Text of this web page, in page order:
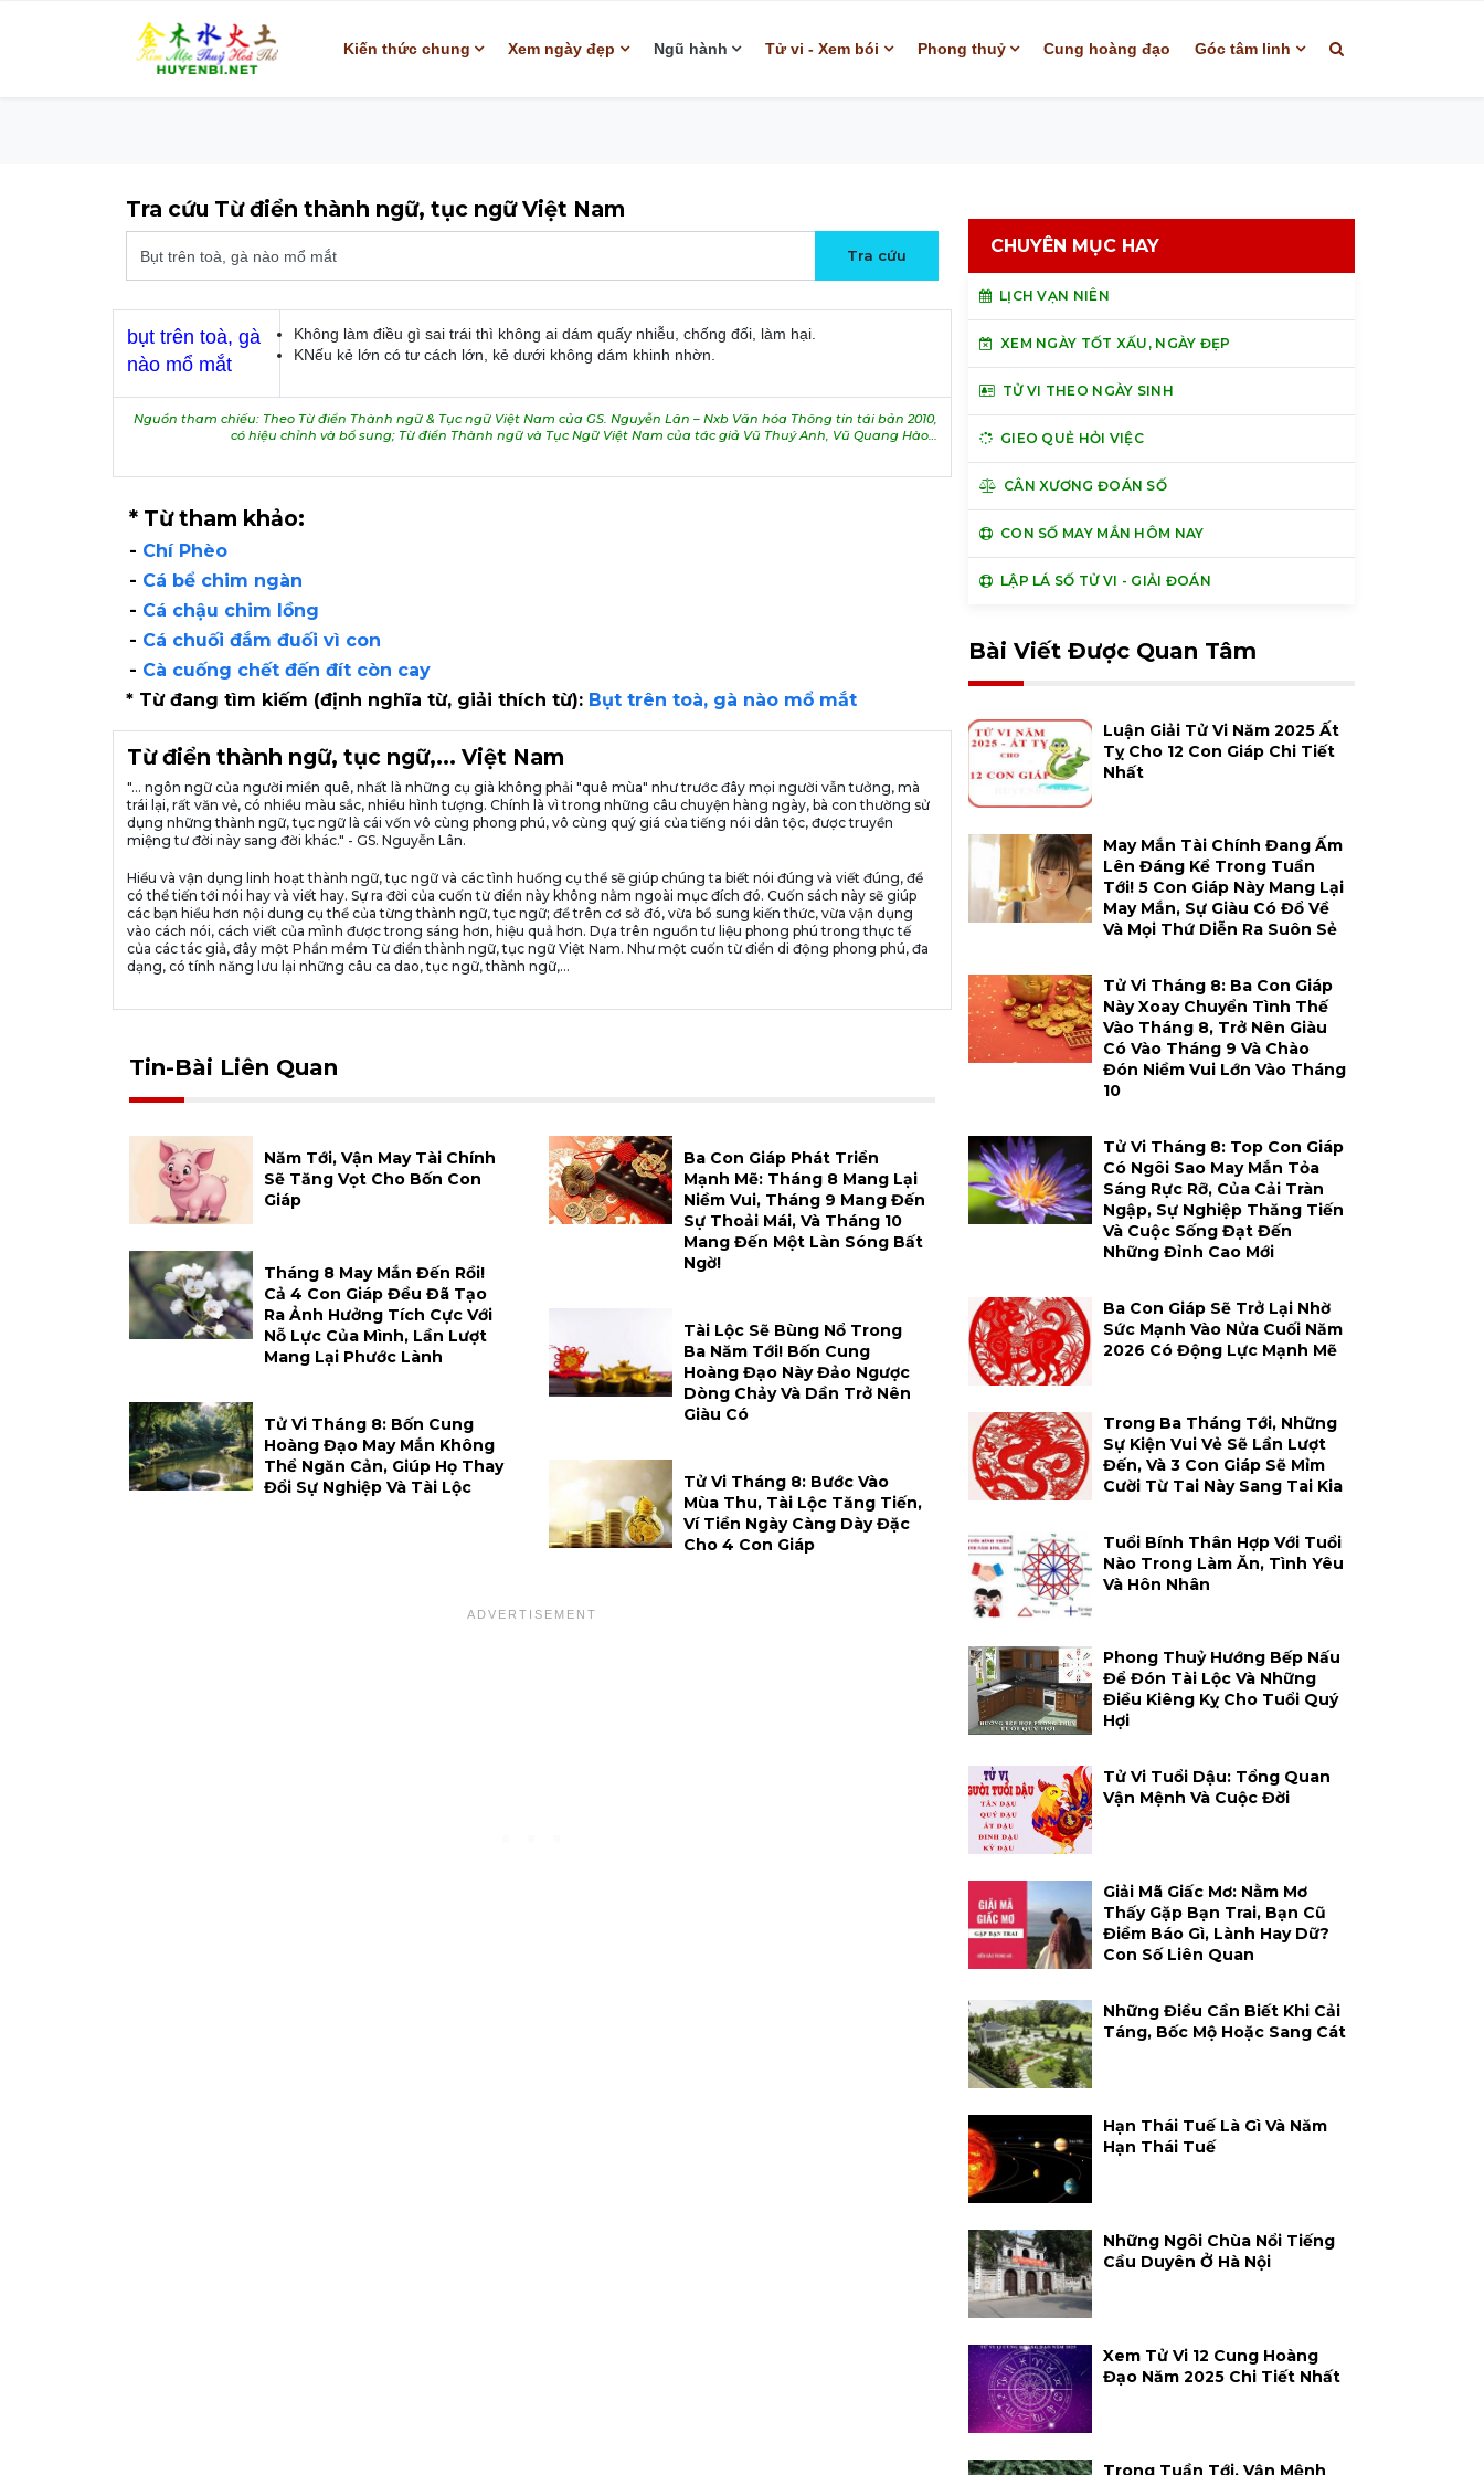
Kiến thức chung Xem ngày đẹp Ngũ hành Tử vi - Xem bói Phong thuỷ Cung hoàng đạo Góc tâm linh
Tra cứu Từ điển thành ngữ, tục ngữ Việt Nam
bụt trên toà, gà
nào mổ mắt
Không làm điều gì sai trái thì không ai dám quấy nhiễu, chống đối, làm hại.
KNếu kẻ lớn có tư cách lớn, kẻ dưới không dám khinh nhờn.
Nguồn tham chiếu: Theo Từ điển Thành ngữ & Tục ngữ Việt Nam của GS. Nguyễn Lân – Nxb Văn hóa Thông tin tái bản 2010,
có hiệu chỉnh và bổ sung; Từ điển Thành ngữ và Tục Ngữ Việt Nam của tác giả Vũ Thuý Anh, Vũ Quang Hào…
* Từ tham khảo:
- Chí Phèo
- Cá bể chim ngàn
- Cá chậu chim lồng
- Cá chuối đắm đuối vì con
- Cà cuống chết đến đít còn cay
* Từ đang tìm kiếm (định nghĩa từ, giải thích từ): Bụt trên toà, gà nào mổ mắt
Từ điển thành ngữ, tục ngữ,... Việt Nam
"... ngôn ngữ của người miền quê, nhất là những cụ già không phải "quê mùa" như trước đây mọi người vẫn tưởng, mà
trái lại, rất văn vẻ, có nhiều màu sắc, nhiều hình tượng. Chính là vì trong những câu chuyện hàng ngày, bà con thường sử
dụng những thành ngữ, tục ngữ là cái vốn vô cùng phong phú, vô cùng quý giá của tiếng nói dân tộc, được truyền
miệng tư đời này sang đời khác." - GS. Nguyễn Lân.
Hiểu và vận dụng linh hoạt thành ngữ, tục ngữ và các tình huống cụ thể sẽ giúp chúng ta biết nói đúng và viết đúng, để
có thể tiến tới nói hay và viết hay. Sự ra đời của cuốn từ điển này không nằm ngoài mục đích đó. Cuốn sách này sẽ giúp
các bạn hiểu hơn nội dung cụ thể của từng thành ngữ, tục ngữ; để trên cơ sở đó, vừa bổ sung kiến thức, vừa vận dụng
vào cách nói, cách viết của mình được trong sáng hơn, hiệu quả hơn. Dựa trên nguồn tư liệu phong phú trong thực tế
của các tác giả, đây một Phần mềm Từ điển thành ngữ, tục ngữ Việt Nam. Như một cuốn từ điển di động phong phú, đa
dạng, có tính năng lưu lại những câu ca dao, tục ngữ, thành ngữ,...
Tin-Bài Liên Quan
Năm Tới, Vận May Tài Chính
Sẽ Tăng Vọt Cho Bốn Con
Giáp
Tháng 8 May Mắn Đến Rồi!
Cả 4 Con Giáp Đều Đã Tạo
Ra Ảnh Hưởng Tích Cực Với
Nỗ Lực Của Mình, Lần Lượt
Mang Lại Phước Lành
Tử Vi Tháng 8: Bốn Cung
Hoàng Đạo May Mắn Không
Thể Ngăn Cản, Giúp Họ Thay
Đổi Sự Nghiệp Và Tài Lộc
Ba Con Giáp Phát Triển
Mạnh Mẽ: Tháng 8 Mang Lại
Niềm Vui, Tháng 9 Mang Đến
Sự Thoải Mái, Và Tháng 10
Mang Đến Một Làn Sóng Bất
Ngờ!
Tài Lộc Sẽ Bùng Nổ Trong
Ba Năm Tới! Bốn Cung
Hoàng Đạo Này Đảo Ngược
Dòng Chảy Và Dần Trở Nên
Giàu Có
Tử Vi Tháng 8: Bước Vào
Mùa Thu, Tài Lộc Tăng Tiến,
Ví Tiền Ngày Càng Dày Đặc
Cho 4 Con Giáp
CHUYÊN MỤC HAY
LỊCH VẠN NIÊN
XEM NGÀY TỐT XẤU, NGÀY ĐẸP
TỬ VI THEO NGÀY SINH
GIEO QUẺ HỎI VIỆC
CÂN XƯƠNG ĐOÁN SỐ
CON SỐ MAY MẮN HÔM NAY
LẬP LÁ SỐ TỬ VI - GIẢI ĐOÁN
Bài Viết Được Quan Tâm
Luận Giải Tử Vi Năm 2025 Ất
Tỵ Cho 12 Con Giáp Chi Tiết
Nhất
May Mắn Tài Chính Đang Ấm
Lên Đáng Kể Trong Tuần
Tới! 5 Con Giáp Này Mang Lại
May Mắn, Sự Giàu Có Đổ Về
Và Mọi Thứ Diễn Ra Suôn Sẻ
Tử Vi Tháng 8: Ba Con Giáp
Này Xoay Chuyển Tình Thế
Vào Tháng 8, Trở Nên Giàu
Có Vào Tháng 9 Và Chào
Đón Niềm Vui Lớn Vào Tháng
10
Tử Vi Tháng 8: Top Con Giáp
Có Ngôi Sao May Mắn Tỏa
Sáng Rực Rỡ, Của Cải Tràn
Ngập, Sự Nghiệp Thăng Tiến
Và Cuộc Sống Đạt Đến
Những Đỉnh Cao Mới
Ba Con Giáp Sẽ Trở Lại Nhờ
Sức Mạnh Vào Nửa Cuối Năm
2026 Có Động Lực Mạnh Mẽ
Trong Ba Tháng Tới, Những
Sự Kiện Vui Vẻ Sẽ Lần Lượt
Đến, Và 3 Con Giáp Sẽ Mỉm
Cười Từ Tai Này Sang Tai Kia
Tuổi Bính Thân Hợp Với Tuổi
Nào Trong Làm Ăn, Tình Yêu
Và Hôn Nhân
Phong Thuỷ Hướng Bếp Nấu
Để Đón Tài Lộc Và Những
Điều Kiêng Kỵ Cho Tuổi Quý
Hợi
Tử Vi Tuổi Dậu: Tổng Quan
Vận Mệnh Và Cuộc Đời
Giải Mã Giấc Mơ: Nằm Mơ
Thấy Gặp Bạn Trai, Bạn Cũ
Điềm Báo Gì, Lành Hay Dữ?
Con Số Liên Quan
Những Điều Cần Biết Khi Cải
Táng, Bốc Mộ Hoặc Sang Cát
Hạn Thái Tuế Là Gì Và Năm
Hạn Thái Tuế
Những Ngôi Chùa Nổi Tiếng
Cầu Duyên Ở Hà Nội
Xem Tử Vi 12 Cung Hoàng
Đạo Năm 2025 Chi Tiết Nhất
Trong Tuần Tới, Vận Mệnh